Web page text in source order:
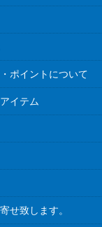
ポイントについて
イテム
せ致します。